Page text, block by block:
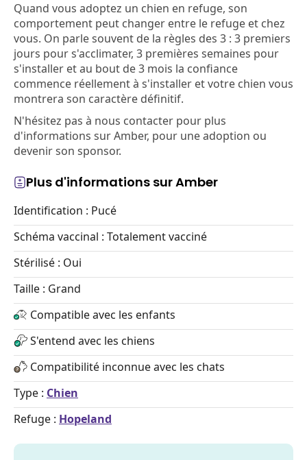
Quand vous adoptez un chien en refuge, son
comportement peut changer entre le refuge et chez
vous. On parle souvent de la règles des 3 : 3 premiers
jours pour s'acclimater, 3 premières semaines pour
s'installer et au bout de 3 mois la confiance
commence réellement à s'installer et votre chien vous
montrera son caractère définitif.
N'hésitez pas à nous contacter pour plus
d'informations sur Amber, pour une adoption ou
devenir son sponsor.
Plus d'informations sur Amber
Identification : Pucé
Schéma vaccinal : Totalement vacciné
Stérilisé : Oui
Taille : Grand
Compatible avec les enfants
S'entend avec les chiens
Compatibilité inconnue avec les chats
Type : Chien
Refuge : Hopeland